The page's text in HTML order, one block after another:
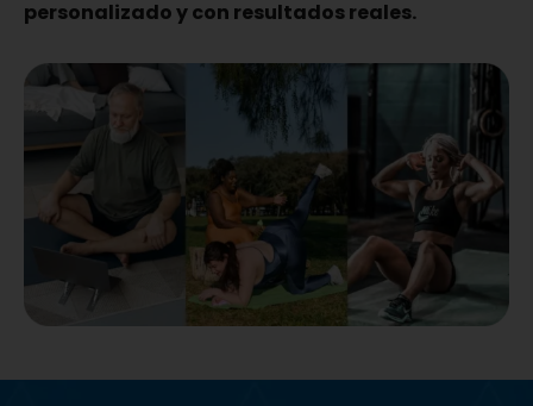
personalizado y con resultados reales.